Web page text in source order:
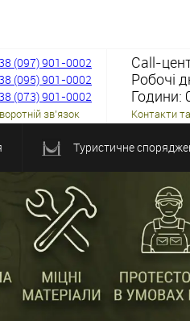
(097) 901-0002
(095) 901-0002
(073) 901-0002
зв'язок
Call-
Робочі
Години:
Контакти
Туристичне